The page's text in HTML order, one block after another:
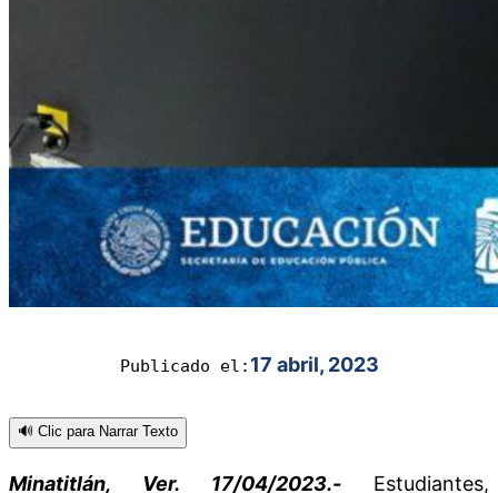
Publicado el: 17 abril, 2023
🔊 Clic para Narrar Texto
Minatitlán, Ver. 17/04/2023.- Estudiantes,